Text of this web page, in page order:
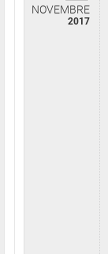
NOVEMBRE
2017